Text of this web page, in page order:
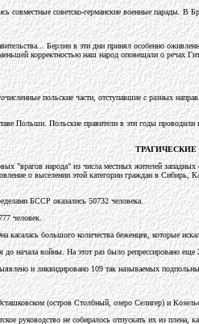
совместные советско-германские военные
Берлин в эти дни принял особенно
корректностью наш народ оповещали о
польские части, отступавшие с разных
Польши. Польские правители в эти годы
ТРАГИЧЕСКИЕ
"врагов народа" из числа местных жителей
о выселении этой категории граждан в
БССР оказались 50732 человека.
человек.
большого количества беженцев, которые
до начала войны. На этот раз было репрессировано еще
и ликвидировано 109 так называемых подпольных
(остров Столбный, озеро Селигер) и
руководство не собиралось отпускать их из